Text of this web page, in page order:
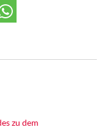
zu dem